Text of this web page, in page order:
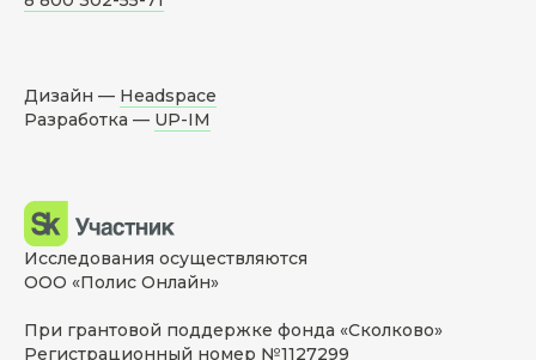
Дизайн — Headspace
Разработка — UP-IM
Исследования осуществляются
ООО «Полис Онлайн»
При грантовой поддержке фонда «Сколково»
Регистрационный номер №1127299